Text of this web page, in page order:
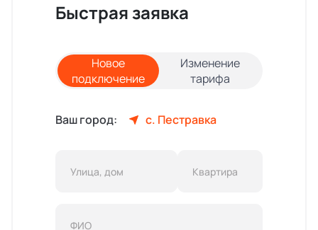
Быстрая заявка
Новое
подключение
Изменение
тарифа
Ваш город: с. Пестравка